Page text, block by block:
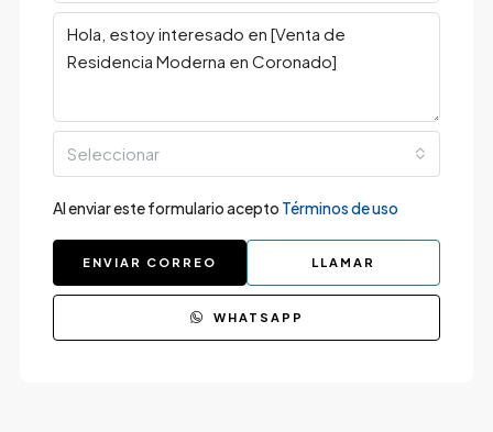
Seleccionar
Al enviar este formulario acepto Términos de uso
ENVIAR CORREO LLAMAR
WHATSAPP